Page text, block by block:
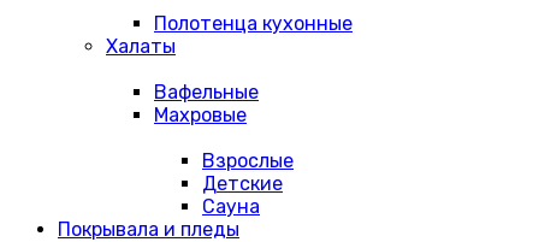
Полотенца кухонные
Халаты
Вафельные
Махровые
Взрослые
Детские
Сауна
Покрывала и пледы